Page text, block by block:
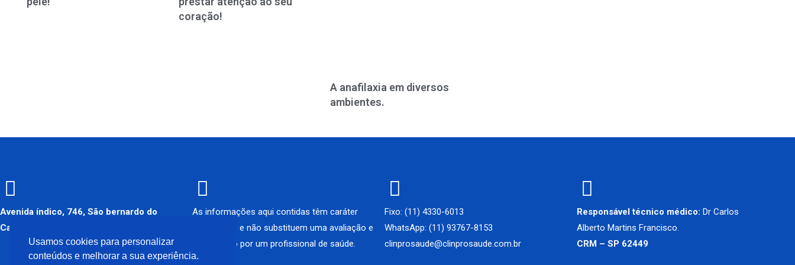
Usamos cookies para personalizar
conteúdos e melhorar a sua experiência.
coração!
A anafilaxia em diversos
ambientes.
Avenida índico, 746, São bernardo do
Campo – SP
Como chegar
As informações aqui contidas têm caráter
informativo e não substituem uma avaliação e
diagnóstico por um profissional de saúde.
Fixo: (11) 4330-6013
WhatsApp: (11) 93767-8153
clinprosaude@clinprosaude.com.br
Responsável técnico médico: Dr Carlos
Alberto Martins Francisco.
CRM – SP 62449